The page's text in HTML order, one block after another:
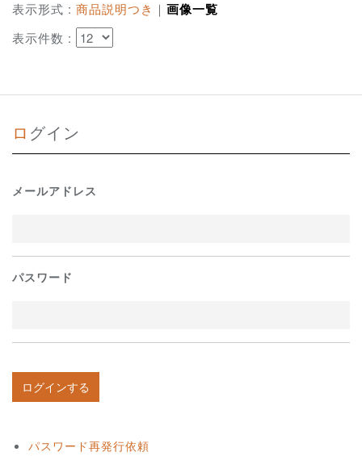
表示形式 : 商品説明つき ｜ 画像一覧
表示件数 :
ログイン
メールアドレス
パスワード
パスワード再発行依頼